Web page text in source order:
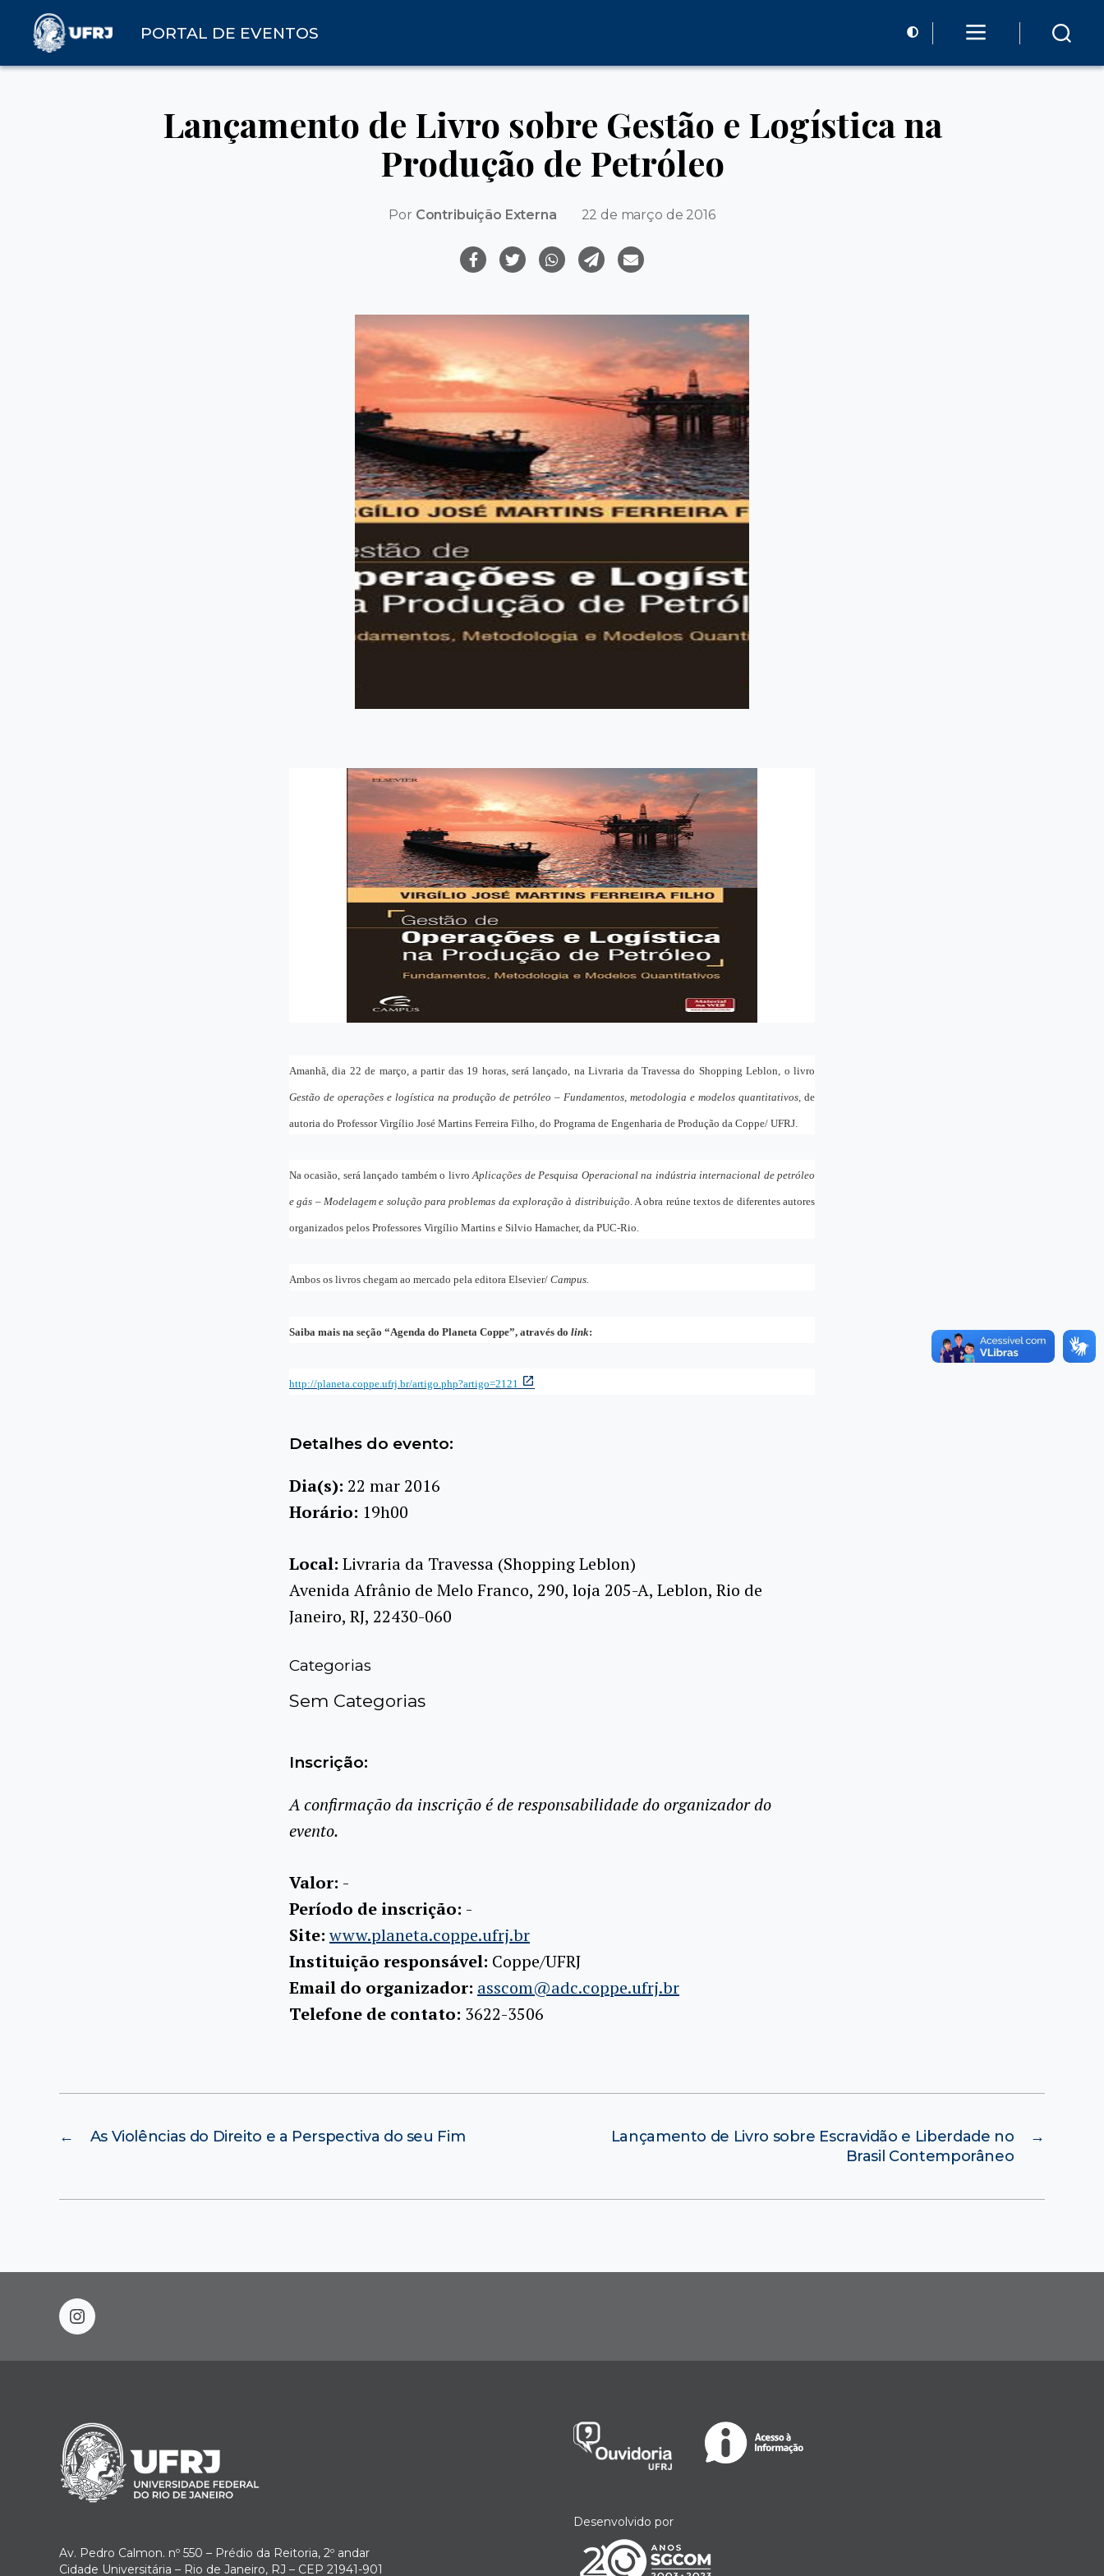
PORTAL DE EVENTOS
Lançamento de Livro sobre Gestão e Logística na
Produção de Petróleo
Por Contribuição Externa 22 de março de 2016
Amanhã, dia 22 de março, a partir das 19 horas, será lançado, na Livraria da Travessa do Shopping Leblon, o livro
Gestão de operações e logística na produção de petróleo – Fundamentos, metodologia e modelos quantitativos, de
autoria do Professor Virgílio José Martins Ferreira Filho, do Programa de Engenharia de Produção da Coppe/ UFRJ.
Na ocasião, será lançado também o livroAplicações de Pesquisa Operacional na indústria internacional de petróleo
e gás – Modelagem e solução para problemas da exploração à distribuição. A obra reúne textos de diferentes autores
organizados pelos Professores Virgílio Martins e Silvio Hamacher, da PUC-Rio.
Ambos os livros chegam ao mercado pela editora Elsevier/ Campus.
Saiba mais na seção “Agenda do Planeta Coppe”, através do link:
http://planeta.coppe.ufrj.br/artigo.php?artigo=2121
Detalhes do evento:
Dia(s): 22 mar 2016
Horário: 19h00
Local: Livraria da Travessa (Shopping Leblon)
Avenida Afrânio de Melo Franco, 290, loja 205-A, Leblon, Rio de
Janeiro, RJ, 22430-060
Categorias
Sem Categorias
Inscrição:
A confirmação da inscrição é de responsabilidade do organizador do
evento.
Valor: -
Período de inscrição: -
Site:www.planeta.coppe.ufrj.br
Instituição responsável: Coppe/UFRJ
Email do organizador: asscom@adc.coppe.ufrj.br
Telefone de contato: 3622-3506
← As Violências do Direito e a Perspectiva do seu Fim →
Lançamento de Livro sobre Escravidão e Liberdade no
Brasil Contemporâneo
instagram
Av. Pedro Calmon. nº 550 – Prédio da Reitoria, 2º andar
Cidade Universitária – Rio de Janeiro, RJ – CEP 21941-901
Desenvolvido por